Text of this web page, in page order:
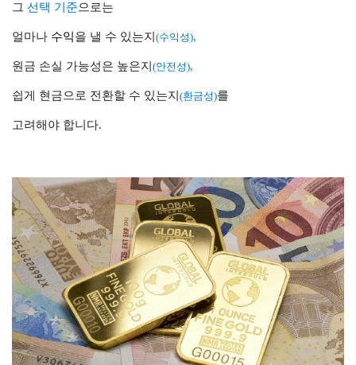
그 선택 기준으로는
얼마나 수익을 낼 수 있는지 (수익성),
원금 손실 가능성은 높은지 (안전성),
쉽게 현금으로 전환할 수 있는지 (환금성)를
고려해야 합니다.